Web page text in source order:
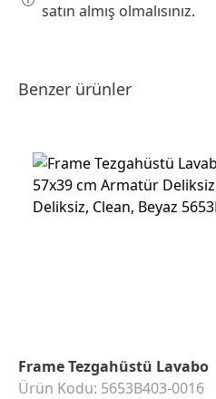
satın almış olmalısınız.
Benzer ürünler
Frame Tezgahüstü Lavabo
Ürün Kodu: 5653B403-0016